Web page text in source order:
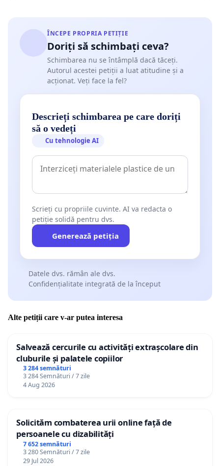
ÎNCEPE PROPRIA PETIȚIE
Doriți să schimbați ceva?
Schimbarea nu se întâmplă dacă tăceți.
Autorul acestei petiții a luat atitudine și a
acționat. Veți face la fel?
Descrieți schimbarea pe care doriți
să o vedeți
Cu tehnologie AI
Scrieți cu propriile cuvinte. AI va redacta o
petiție solidă pentru dvs.
Generează petiția
Datele dvs. rămân ale dvs.
Confidențialitate integrată de la început
Alte petiții care v-ar putea interesa
Salvează cercurile cu activități extrașcolare din
cluburile și palatele copiilor
3 284 semnături
3 284 Semnături / 7 zile
4 Aug 2026
Solicităm combaterea urii online față de
persoanele cu dizabilități
7 652 semnături
3 280 Semnături / 7 zile
29 Jul 2026